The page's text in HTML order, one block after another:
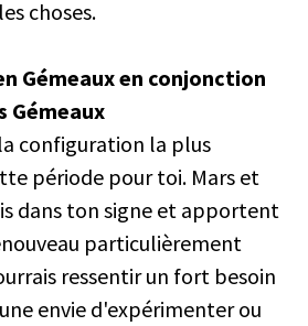
choses.
Gémeaux en conjonction
Gémeaux
configuration la plus
période pour toi. Mars et
dans ton signe et apportent
particulièrement
ressentir un fort besoin
envie d'expérimenter ou